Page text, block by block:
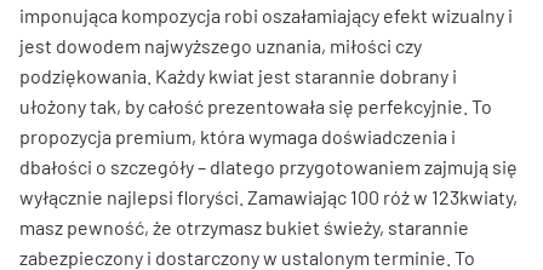
imponująca kompozycja robi oszałamiający efekt wizualny i
jest dowodem najwyższego uznania, miłości czy
podziękowania. Każdy kwiat jest starannie dobrany i
ułożony tak, by całość prezentowała się perfekcyjnie. To
propozycja premium, która wymaga doświadczenia i
dbałości o szczegóły – dlatego przygotowaniem zajmują się
wyłącznie najlepsi floryści. Zamawiając 100 róż w 123kwiaty,
masz pewność, że otrzymasz bukiet świeży, starannie
zabezpieczony i dostarczony w ustalonym terminie. To